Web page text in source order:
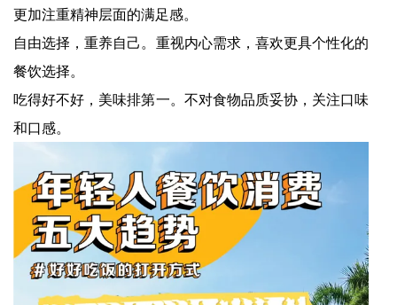
更加注重精神层面的满足感。
自由选择，重养自己。重视内心需求，喜欢更具个性化的
餐饮选择。
吃得好不好，美味排第一。不对食物品质妥协，关注口味
和口感。